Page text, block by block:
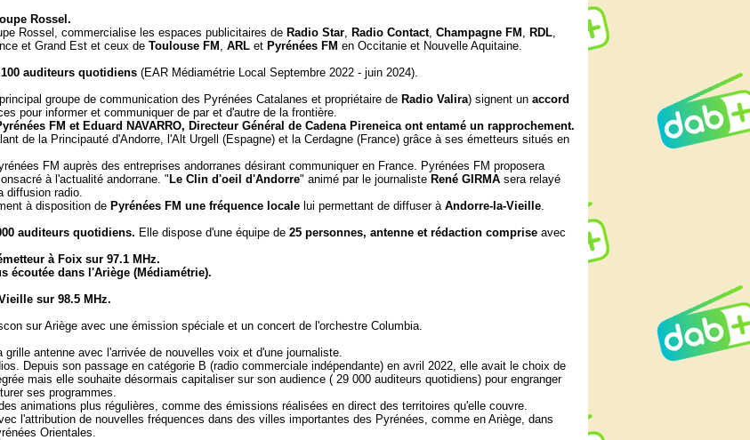
Rossel.
Rossel, commercialise les espaces publicitaires de Radio Star, Radio Contact, Champagne FM , RDL,
et Grand Est et ceux de Toulouse FM , ARL et Pyrénées FM en Occitanie et Nouvelle Aquitaine.
auditeurs quotidiens (EAR Médiamétrie Local Septembre 2022 - juin 2024).
groupe de communication des Pyrénées Catalanes et propriétaire de Radio Valira) signent un accord
pour informer et communiquer de par et d'autre de la frontière.
FM et Eduard NAVARRO, Directeur Général de Cadena Pireneica ont entamé un rapprochement.
de la Principauté d'Andorre, l'Alt Urgell (Espagne) et la Cerdagne (France) grâce à ses émetteurs situés en
FM auprès des entreprises andorranes désirant communiquer en France. Pyrénées FM proposera
à l'actualité andorrane. " Le Clin d'oeil d'Andorre" animé par le journaliste René GIRMA sera relayé
diffusion radio.
à disposition de Pyrénées FM une fréquence locale lui permettant de diffuser à Andorre-la-Vieille.
auditeurs quotidiens. Elle dispose d'une équipe de 25 personnes, antenne et rédaction comprise avec
à Foix sur 97.1 MHz.
écoutée dans l'Ariège (Médiamétrie).
sur 98.5 MHz.
sur Ariège avec une émission spéciale et un concert de l'orchestre Columbia.
antenne avec l'arrivée de nouvelles voix et d'une journaliste.
Depuis son passage en catégorie B (radio commerciale indépendante) en avril 2022, elle avait le choix de
mais elle souhaite désormais capitaliser sur son audience ( 29 000 auditeurs quotidiens) pour engranger
ses programmes.
animations plus régulières, comme des émissions réalisées en direct des territoires qu'elle couvre.
l'attribution de nouvelles fréquences dans des villes importantes des Pyrénées, comme en Ariège, dans
Orientales.